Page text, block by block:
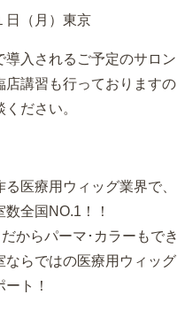
日（月）東京
入されるご予定のサロン
店講習も行っておりますの
ださい。
る医療用ウィッグ業界で、
全国NO.1！！
からパーマ･カラーもでき
ならではの医療用ウィッグ
ト！